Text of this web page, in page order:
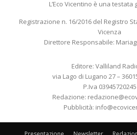
L’Eco Vicentino è una testata
Registrazione n. 16/2016 del Registro
Vicenza
Direttore Responsabile:
Editore: Valliland
via Lago di Lugano 27 –
P.Iva 03945720245
Redazione:
Pubblicità: